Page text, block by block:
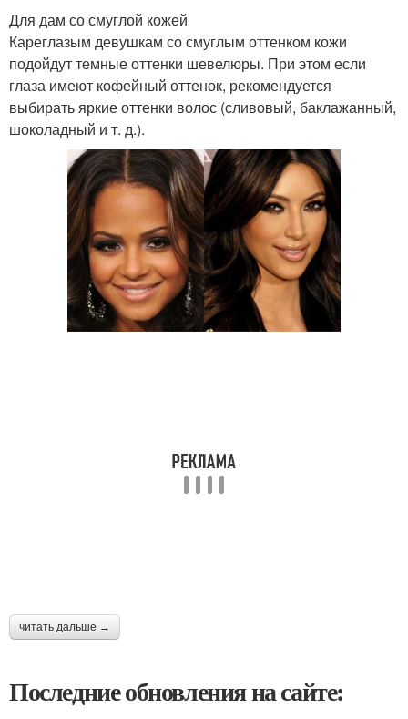
Для дам со смуглой кожей
Кареглазым девушкам со смуглым оттенком кожи
подойдут темные оттенки шевелюры. При этом если
глаза имеют кофейный оттенок, рекомендуется
выбирать яркие оттенки волос (сливовый, баклажанный,
шоколадный и т. д.).
читать дальше →
Последние обновления на сайте: